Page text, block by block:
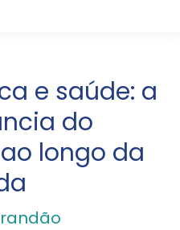
e saúde: a
do
longo da